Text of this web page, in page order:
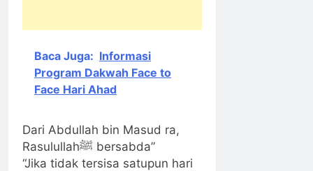
Baca Juga: Informasi
Program Dakwah Face to
Face Hari Ahad
Dari Abdullah bin Masud ra,
Rasulullahﷺ bersabda”
“Jika tidak tersisa satupun hari